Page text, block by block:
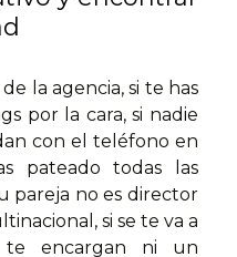
la agencia, si te has
por la cara, si nadie
con el teléfono en
pateado todas las
pareja no es director
si se te va a
encargan ni un